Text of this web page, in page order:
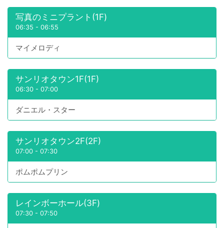
写真のミニプラント(1F)
06:35 - 06:55
マイメロディ
サンリオタウン1F(1F)
06:30 - 07:00
ダニエル・スター
サンリオタウン2F(2F)
07:00 - 07:30
ポムポムプリン
レインボーホール(3F)
07:30 - 07:50